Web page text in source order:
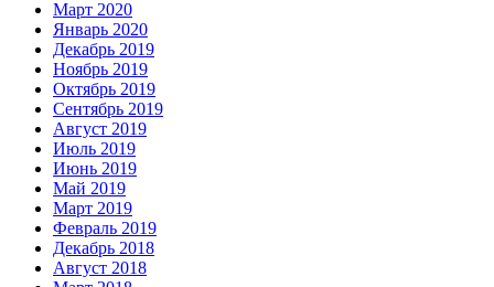
Март 2020
Январь 2020
Декабрь 2019
Ноябрь 2019
Октябрь 2019
Сентябрь 2019
Август 2019
Июль 2019
Июнь 2019
Май 2019
Март 2019
Февраль 2019
Декабрь 2018
Август 2018